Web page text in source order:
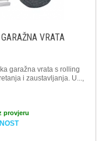
VRATA
garažna vrata s rolling
i zaustavljanja. U...,
provjeru